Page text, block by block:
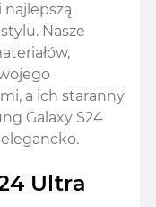
Nasze
a ich staranny
Galaxy S24
Ultra